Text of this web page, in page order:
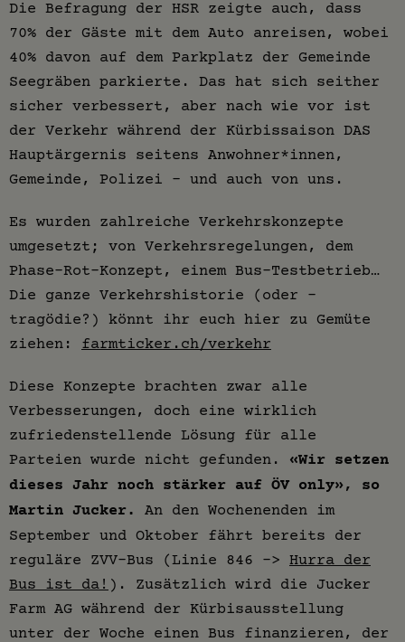
Die Befragung der HSR zeigte auch, dass
70% der Gäste mit dem Auto anreisen, wobei
40% davon auf dem Parkplatz der Gemeinde
Seegräben parkierte. Das hat sich seither
sicher verbessert, aber nach wie vor ist
der Verkehr während der Kürbissaison DAS
Hauptärgernis seitens Anwohner*innen,
Gemeinde, Polizei – und auch von uns.
Es wurden zahlreiche Verkehrskonzepte
umgesetzt; von Verkehrsregelungen, dem
Phase-Rot-Konzept, einem Bus-Testbetrieb…
Die ganze Verkehrshistorie (oder -
tragödie?) könnt ihr euch hier zu Gemüte
ziehen: farmticker.ch/verkehr
Diese Konzepte brachten zwar alle
Verbesserungen, doch eine wirklich
zufriedenstellende Lösung für alle
Parteien wurde nicht gefunden. «Wir setzen
dieses Jahr noch stärker auf ÖV only», so
Martin Jucker.
An den Wochenenden im
September und Oktober fährt bereits der
reguläre ZVV-Bus (Linie 846 -> Hurra der
Bus ist da! ). Zusätzlich wird die Jucker
Farm AG während der Kürbisausstellung
unter der Woche einen Bus finanzieren, der